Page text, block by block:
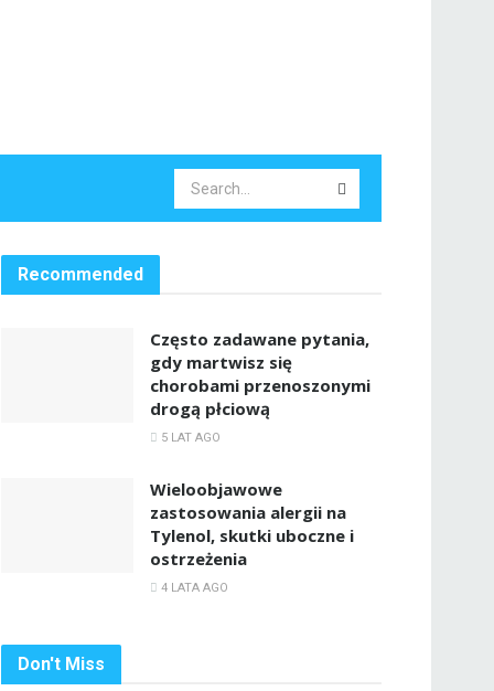
Recommended
Często zadawane pytania,
gdy martwisz się
chorobami przenoszonymi
drogą płciową
5 LAT AGO
Wieloobjawowe
zastosowania alergii na
Tylenol, skutki uboczne i
ostrzeżenia
4 LATA AGO
Don't Miss